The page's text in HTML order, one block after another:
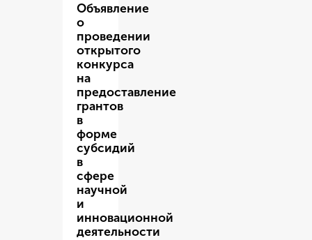
Объявление
о
проведении
открытого
конкурса
на
предоставление
грантов
в
форме
субсидий
в
сфере
научной
и
инновационной
деятельности